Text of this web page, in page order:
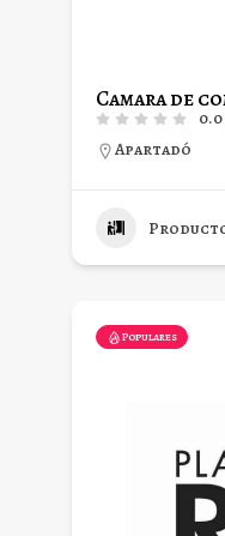
Camara de
0.0
Apartadó
Populares